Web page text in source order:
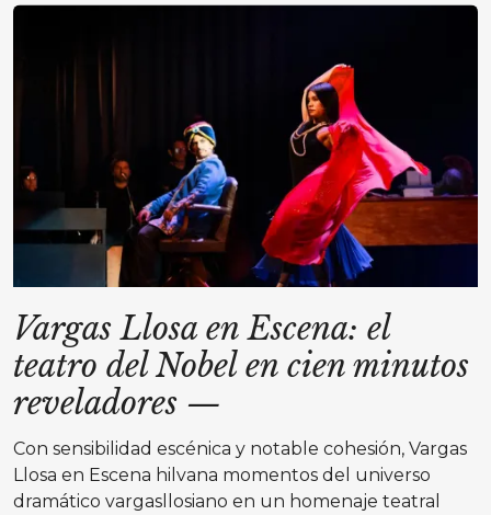
Vargas Llosa en Escena: el
teatro del Nobel en cien minutos
reveladores —
Con sensibilidad escénica y notable cohesión, Vargas
Llosa en Escena hilvana momentos del universo
dramático vargasllosiano en un homenaje teatral